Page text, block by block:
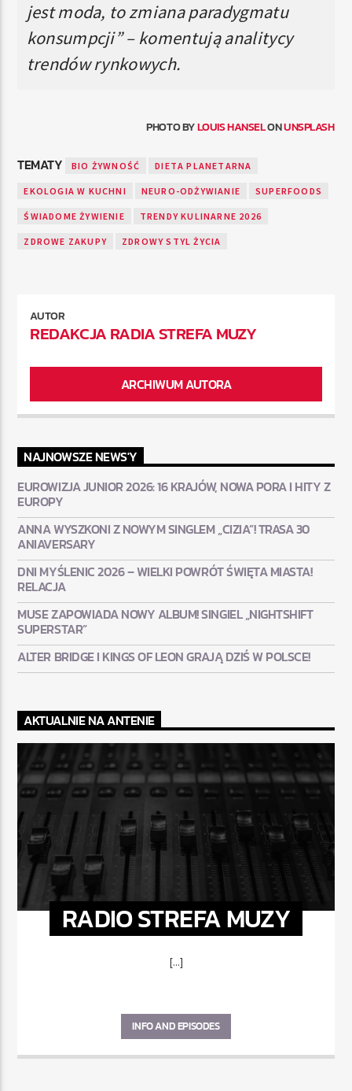
jest moda, to zmiana paradygmatu
konsumpcji” – komentują analitycy
trendów rynkowych.
PHOTO BYLOUIS HANSELONUNSPLASH
TEMATY BIO ŻYWNOŚĆ DIETA PLANETARNA
EKOLOGIA W KUCHNI NEURO-ODŻYWIANIE SUPERFOODS
ŚWIADOME ŻYWIENIE TRENDY KULINARNE 2026
ZDROWE ZAKUPY ZDROWY STYL ŻYCIA
AUTOR
REDAKCJA RADIA STREFA MUZY
ARCHIWUM AUTORA
NAJNOWSZE NEWS'Y
EUROWIZJA JUNIOR 2026: 16 KRAJÓW, NOWA PORA I HITY Z
EUROPY
ANNA WYSZKONI Z NOWYM SINGLEM „CIZIA”! TRASA 30
ANIAVERSARY
DNI MYŚLENIC 2026 – WIELKI POWRÓT ŚWIĘTA MIASTA!
RELACJA
MUSE ZAPOWIADA NOWY ALBUM! SINGIEL „NIGHTSHIFT
SUPERSTAR”
ALTER BRIDGE I KINGS OF LEON GRAJĄ DZIŚ W POLSCE!
AKTUALNIE NA ANTENIE
RADIO STREFA MUZY
[...]
INFO AND EPISODES